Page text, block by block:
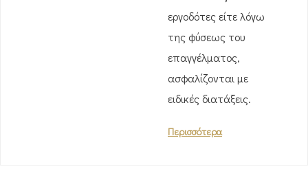
εργοδότες είτε λόγω
της φύσεως του
επαγγέλματος,
ασφαλίζονται με
ειδικές διατάξεις.
Περισσότερα